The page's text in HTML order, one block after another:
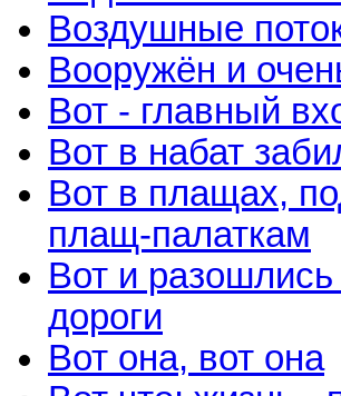
Воздушные
Вооружён и
Вот - главный
Вот в набат
Вот в плащах,
плащ-палаткам
Вот и разошлись
дороги
Вот она, вот она